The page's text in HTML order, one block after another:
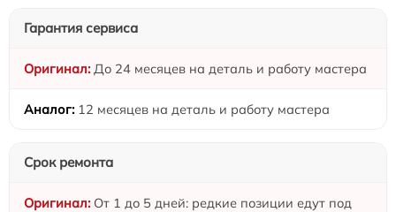
Гарантия сервиса
До 24 месяцев на деталь и работу мастера
12 месяцев на деталь и работу мастера
Срок ремонта
От 1 до 5 дней: редкие позиции едут под